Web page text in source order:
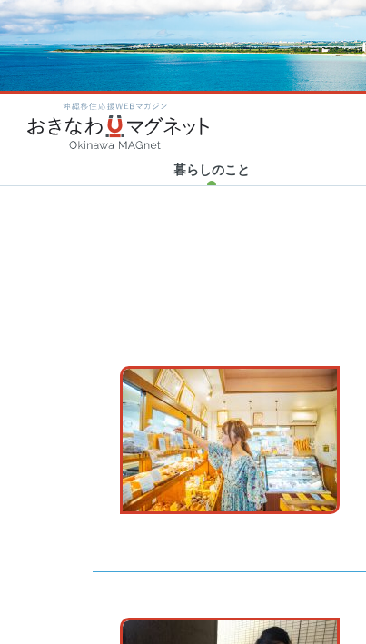
暮らしのこと
カテゴリ新着
Category new
2020.06.23
カテゴリ新着
Category new
2020.10.20
カテゴリ新着
Category new
2020.04.23
カテゴリ新着
Category new
2020.01.31